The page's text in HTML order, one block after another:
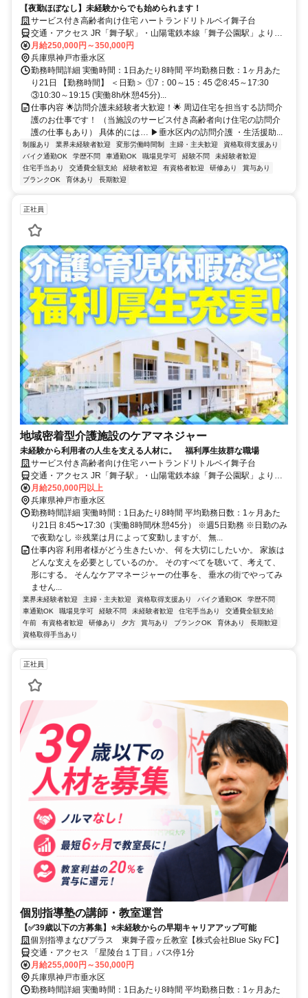
【夜勤ほぼなし】未経験からでも始められます！
サービス付き高齢者向け住宅 ハートランドリトルベイ舞子台
交通・アクセス JR「舞子駅」・山陽電鉄本線「舞子公園駅」より徒
歩10分
月給250,000円～350,000円
兵庫県神戸市垂水区
勤務時間詳細 実働時間：1日あたり8時間 平均勤務日数：1ヶ月あた
り21日 【勤務時間】 ＜日勤＞ ①7：00～15：45 ②8:45～17:30
③10:30～19:15 (実働8h/休憩45分)...
仕事内容 🌟訪問介護未経験者大歓迎！🌟 周辺住宅を担当する訪問介
護のお仕事です！ （当施設のサービス付き高齢者向け住宅の訪問介
護の仕事もあり） 具体的には… ▶垂水区内の訪問介護 ・生活援助...
制服あり 業界未経験者歓迎 変形労働時間制 主婦・主夫歓迎
資格取得支援あり
バイク通勤OK
学歴不問 車通勤OK 職場見学可 経験不問
未経験者歓迎
住宅手当あり
交通費全額支給 経験者歓迎 有資格者歓迎 研修あり
賞与あり
ブランクOK
育休あり 長期歓迎
正社員
地域密着型介護施設のケアマネジャー
未経験から利用者の人生を支える人材に。 福利厚生抜群な職場
サービス付き高齢者向け住宅 ハートランドリトルベイ舞子台
交通・アクセス JR「舞子駅」・山陽電鉄本線「舞子公園駅」より徒
歩10分
月給250,000円以上
兵庫県神戸市垂水区
勤務時間詳細 実働時間：1日あたり8時間 平均勤務日数：1ヶ月あた
り21日 8:45〜17:30（実働8時間/休憩45分） ※週5日勤務 ※日勤のみ
で夜勤なし ※残業は月によって変動しますが、 無...
仕事内容 利用者様がどう生きたいか、 何を大切にしたいか。 家族は
どんな支えを必要としているのか。 そのすべてを聴いて、考えて、
形にする。 そんなケアマネージャーの仕事を、 垂水の街でやってみ
ません...
業界未経験者歓迎 主婦・主夫歓迎 資格取得支援あり バイク通勤OK
学歴不問
車通勤OK
職場見学可 経験不問 未経験者歓迎 住宅手当あり
交通費全額支給
午前
有資格者歓迎 研修あり 夕方 賞与あり ブランクOK 育休あり
長期歓迎
資格取得手当あり
正社員
個別指導塾の講師・教室運営
【✅39歳以下の方募集】⭐未経験からの早期キャリアアップ可能
個別指導まなびプラス 東舞子霞ヶ丘教室【株式会社Blue Sky FC】
交通・アクセス 「星陵台１丁目」バス停1分
月給255,000円～350,000円
兵庫県神戸市垂水区
勤務時間詳細 実働時間：1日あたり8時間 平均勤務日数：1ヶ月あた